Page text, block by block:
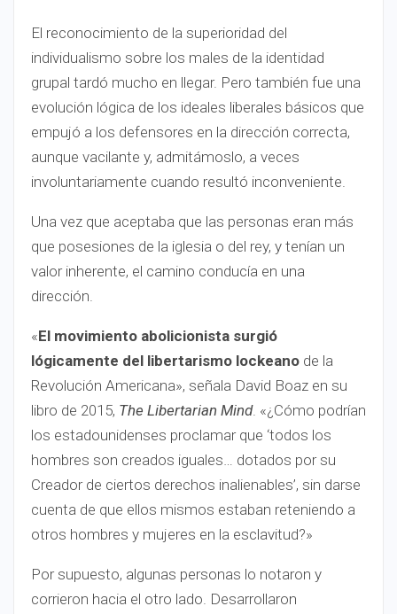
El reconocimiento de la superioridad del
individualismo sobre los males de la identidad
grupal tardó mucho en llegar. Pero también fue una
evolución lógica de los ideales liberales básicos que
empujó a los defensores en la dirección correcta,
aunque vacilante y, admitámoslo, a veces
involuntariamente cuando resultó inconveniente.
Una vez que aceptaba que las personas eran más
que posesiones de la iglesia o del rey, y tenían un
valor inherente, el camino conducía en una
dirección.
«El movimiento abolicionista surgió
lógicamente del libertarismo lockeano de la
Revolución Americana», señala David Boaz en su
libro de 2015, The Libertarian Mind. «¿Cómo podrían
los estadounidenses proclamar que ‘todos los
hombres son creados iguales… dotados por su
Creador de ciertos derechos inalienables’, sin darse
cuenta de que ellos mismos estaban reteniendo a
otros hombres y mujeres en la esclavitud?»
Por supuesto, algunas personas lo notaron y
corrieron hacia el otro lado. Desarrollaron